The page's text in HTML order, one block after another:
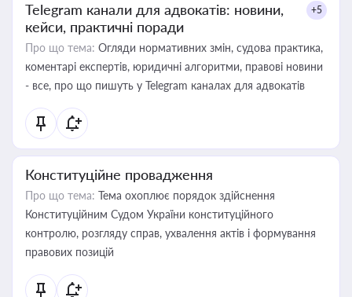
Telegram канали для адвокатів: новини,
кейси, практичні поради
+5
Про що тема: Огляди нормативних змін, судова практика,
коментарі експертів, юридичні алгоритми, правові новини
- все, про що пишуть у Telegram каналах для адвокатів
Конституційне провадження
Про що тема: Тема охоплює порядок здійснення
Конституційним Судом України конституційного
контролю, розгляду справ, ухвалення актів і формування
правових позицій